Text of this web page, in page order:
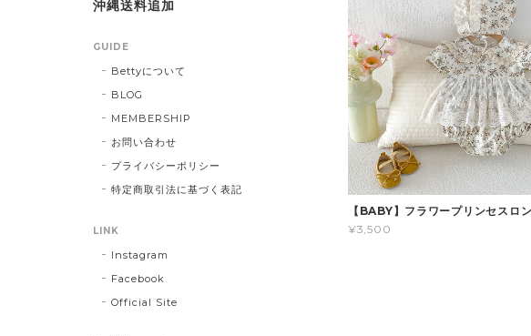
【BABY】フラワープリンセスロ
¥3,500
沖縄送料追加
GUIDE
Bettyについて
BLOG
MEMBERSHIP
お問い合わせ
プライバシーポリシー
特定商取引法に基づく表記
LINK
Instagram
Facebook
Official Site